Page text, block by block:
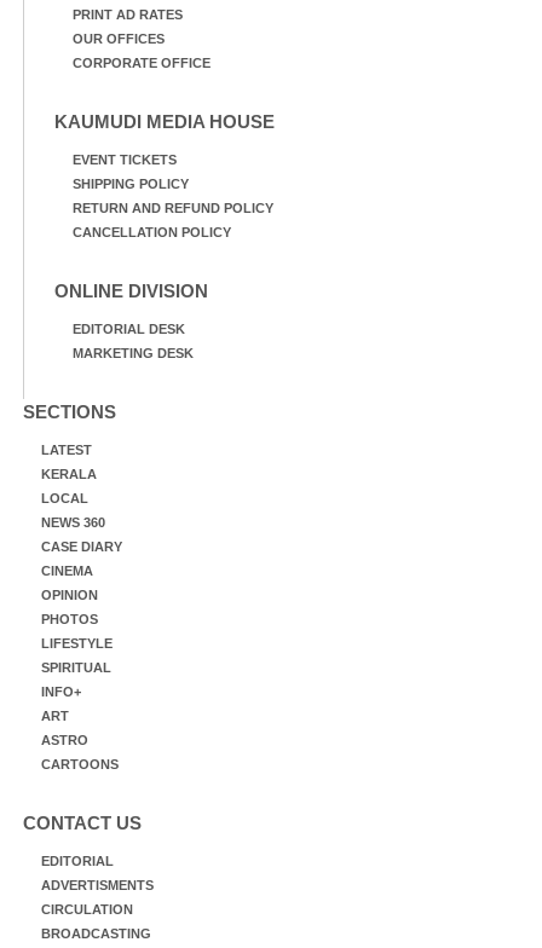
PRINT AD RATES
OUR OFFICES
CORPORATE OFFICE
KAUMUDI MEDIA HOUSE
EVENT TICKETS
SHIPPING POLICY
RETURN AND REFUND POLICY
CANCELLATION POLICY
ONLINE DIVISION
EDITORIAL DESK
MARKETING DESK
SECTIONS
LATEST
KERALA
LOCAL
NEWS 360
CASE DIARY
CINEMA
OPINION
PHOTOS
LIFESTYLE
SPIRITUAL
INFO+
ART
ASTRO
CARTOONS
CONTACT US
EDITORIAL
ADVERTISMENTS
CIRCULATION
BROADCASTING